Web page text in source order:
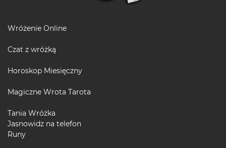
Wróżenie Online
Czat z wróżką
Horoskop Miesięczny
Magiczne Wrota Tarota
Tania Wróżka
Jasnowidz na telefon
Runy